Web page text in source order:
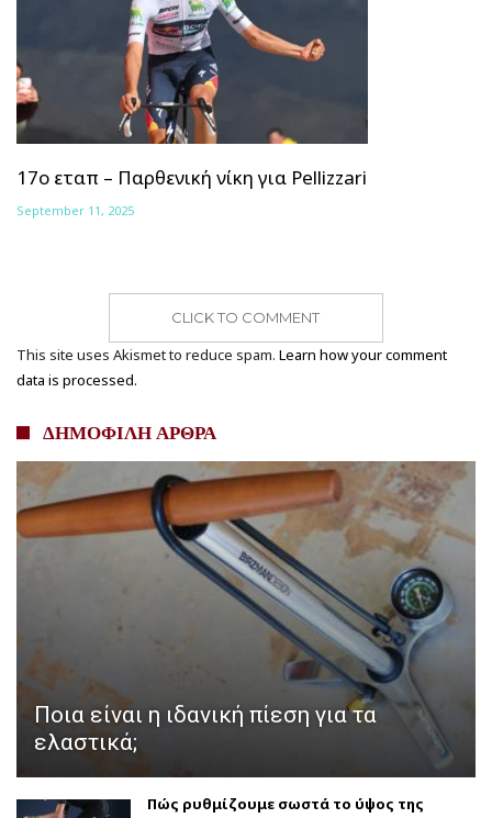
17ο εταπ – Παρθενική νίκη για Pellizzari
September 11, 2025
CLICK TO COMMENT
This site uses Akismet to reduce spam. Learn how your comment
data is processed.
ΔΗΜΟΦΙΛΗ ΑΡΘΡΑ
Ποια είναι η ιδανική πίεση για τα
ελαστικά;
Πώς ρυθμίζουμε σωστά το ύψος της